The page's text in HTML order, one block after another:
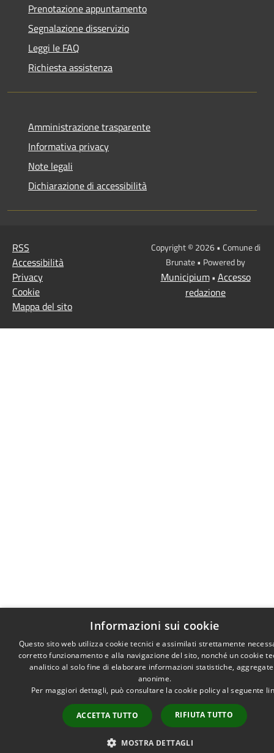
Prenotazione appuntamento
Segnalazione disservizio
Leggi le FAQ
Richiesta assistenza
Amministrazione trasparente
Informativa privacy
Note legali
Dichiarazione di accessibilità
RSS
Accessibilità
Privacy
Cookie
Mappa del sito
Copyright © 2026 • Comune di
Brunate • Powered by
Municipium• Accesso
redazione
Informazioni sui cookie
Questo sito web utilizza cookie tecnici e assimilati strettamente
corretto funzionamento e alla navigazione del sito, nonché un cookie
analitico al solo fine di elaborare informazioni statistiche,
anonime.
Per maggiori dettagli, può consultare la cookie policy al seguente
ACCETTA TUTTO RIFIUTA TUTTO
MOSTRA DETTAGLI